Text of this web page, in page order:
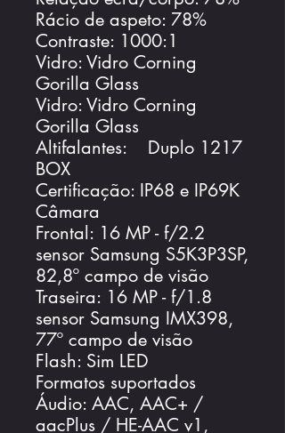
Rácio de aspeto: 78%
Contraste: 1000:1
Vidro: Vidro Corning
Gorilla Glass
Vidro: Vidro Corning
Gorilla Glass
Altifalantes: Duplo 1217
BOX
Certificação: IP68 e IP69K
Câmara
Frontal: 16 MP - f/2.2
sensor Samsung S5K3P3SP,
82,8º campo de visão
Traseira: 16 MP - f/1.8
sensor Samsung IMX398,
77º campo de visão
Flash: Sim LED
Formatos suportados
Áudio: AAC, AAC+ /
aacPlus / HE-AAC v1,